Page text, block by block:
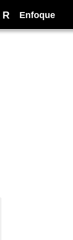
R Enfoque